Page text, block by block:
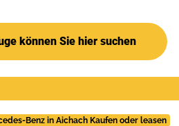
können Sie hier suchen
Benz in Aichach Kaufen oder leasen